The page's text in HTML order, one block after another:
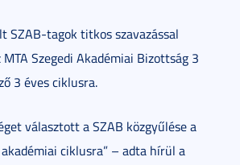
SZAB-tagok titkos szavazással
Szegedi Akadémiai Bizottság 3
3 éves ciklusra.
választott a SZAB közgyűlése a
ciklusra” – adta hírül a